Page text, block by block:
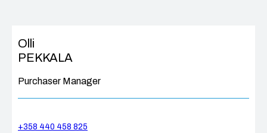
Olli
PEKKALA
Purchaser Manager
+358 440 458 825